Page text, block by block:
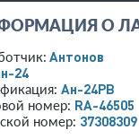
О
Антонов
24
Ан-24РВ
номер: RA-46505
номер: 37308309